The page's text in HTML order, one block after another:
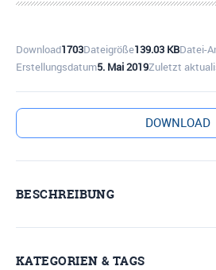
Download1703Dateigröße139.03 KBDatei-
Erstellungsdatum5. Mai 2019Zuletzt
DOWNLOAD
BESCHREIBUNG
KATEGORIEN & TAGS